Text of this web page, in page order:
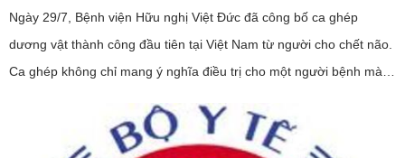
Ngày 29/7, Bệnh viện Hữu nghị Việt Đức đã công bố ca ghép
dương vật thành công đầu tiên tại Việt Nam từ người cho chết não.
Ca ghép không chỉ mang ý nghĩa điều trị cho một người bệnh mà